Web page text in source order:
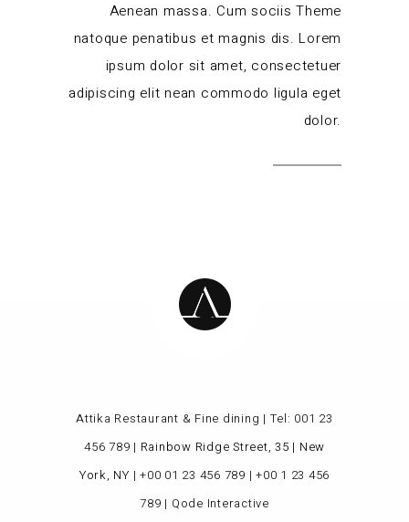
Aenean massa. Cum sociis Theme
natoque penatibus et magnis dis. Lorem
ipsum dolor sit amet, consectetuer
adipiscing elit nean commodo ligula eget
dolor.
Attika Restaurant & Fine dining | Tel: 001 23
456 789 | Rainbow Ridge Street, 35 | New
York, NY |+00 01 23 456 789 |+00 1 23 456
789 | Qode Interactive